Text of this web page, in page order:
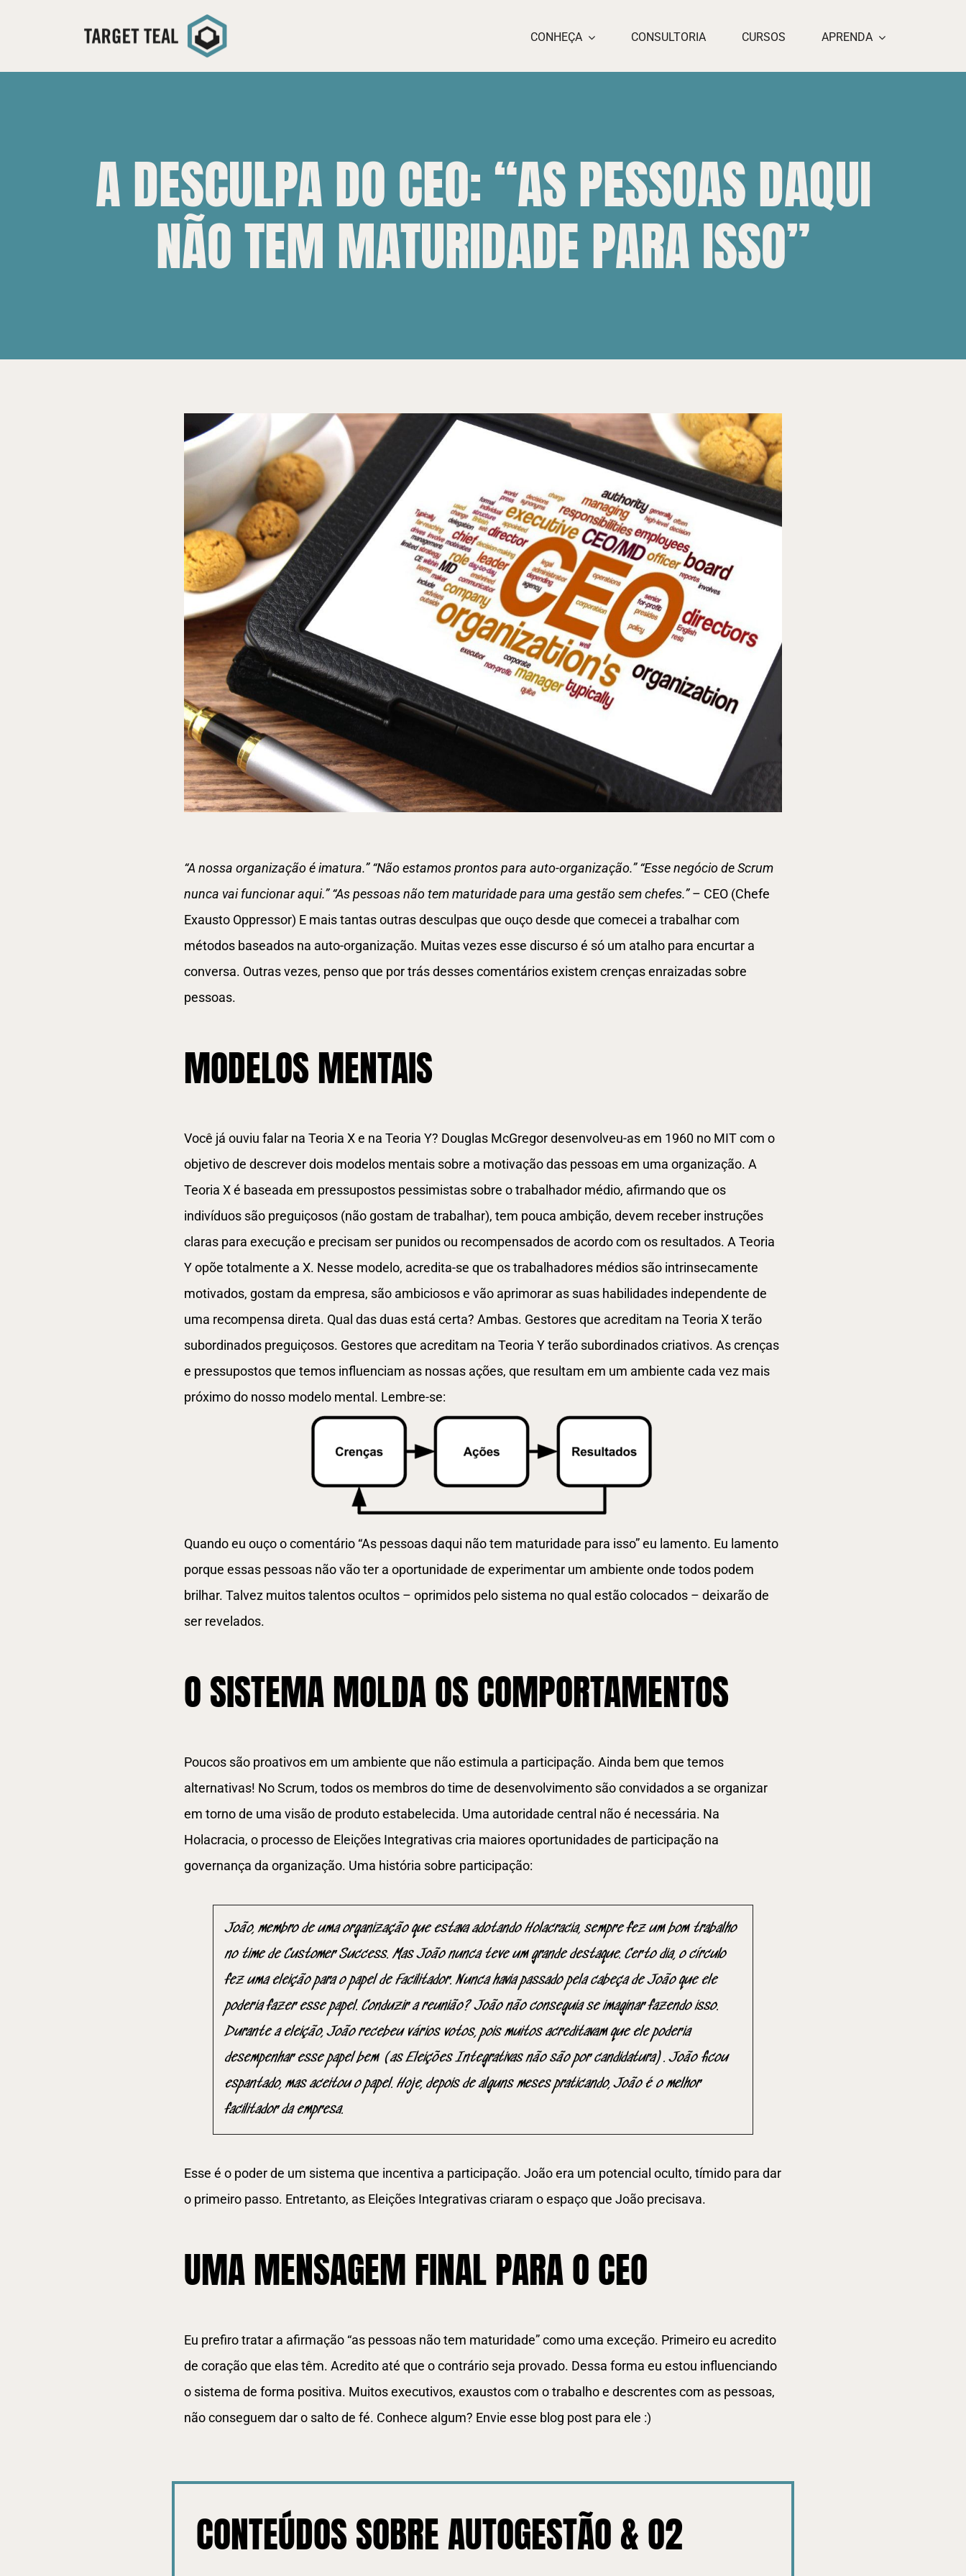
CONHEÇA CONSULTORIA CURSOS APRENDA
A DESCULPA DO CEO: “AS PESSOAS DAQUI
NÃO TEM MATURIDADE PARA ISSO”
“A nossa organização é imatura.” “Não estamos prontos para auto-organização.”“Esse negócio de Scrum
nunca vai funcionar aqui.”“As pessoas não tem maturidade para uma gestão sem chefes.” – CEO (Chefe
Exausto Oppressor) E mais tantas outras desculpas que ouço desde que comecei a trabalhar com
métodos baseados na auto-organização. Muitas vezes esse discurso é só um atalho para encurtar a
conversa. Outras vezes, penso que por trás desses comentários existem crenças enraizadas sobre
pessoas.
MODELOS MENTAIS
Você já ouviu falar na Teoria X e na Teoria Y? Douglas McGregor desenvolveu-as em 1960 no MIT com o
objetivo de descrever dois modelos mentais sobre a motivação das pessoas em uma organização. A
Teoria X é baseada em pressupostos pessimistas sobre o trabalhador médio, afirmando que os
indivíduos são preguiçosos (não gostam de trabalhar), tem pouca ambição, devem receber instruções
claras para execução e precisam ser punidos ou recompensados de acordo com os resultados. A Teoria
Y opõe totalmente a X. Nesse modelo, acredita-se que os trabalhadores médios são intrinsecamente
motivados, gostam da empresa, são ambiciosos e vão aprimorar as suas habilidades independente de
uma recompensa direta. Qual das duas está certa? Ambas. Gestores que acreditam na Teoria X terão
subordinados preguiçosos. Gestores que acreditam na Teoria Y terão subordinados criativos. As crenças
e pressupostos que temos influenciam as nossas ações, que resultam em um ambiente cada vez mais
próximo do nosso modelo mental. Lembre-se:
Quando eu ouço o comentário “As pessoas daqui não tem maturidade para isso” eu lamento. Eu lamento
porque essas pessoas não vão ter a oportunidade de experimentar um ambiente onde todos podem
brilhar. Talvez muitos talentos ocultos – oprimidos pelo sistema no qual estão colocados – deixarão de
ser revelados.
O SISTEMA MOLDA OS COMPORTAMENTOS
Poucos são proativos em um ambiente que não estimula a participação. Ainda bem que temos
alternativas! No Scrum, todos os membros do time de desenvolvimento são convidados a se organizar
em torno de uma visão de produto estabelecida. Uma autoridade central não é necessária. Na
Holacracia, o processo de Eleições Integrativas cria maiores oportunidades de participação na
governança da organização. Uma história sobre participação:
João, membro de uma organização que estava adotando Holacracia, sempre fez um bom trabalho
no time de Customer Success. Mas João nunca teve um grande destaque. Certo dia, o círculo
fez uma eleição para o papel de Facilitador. Nunca havia passado pela cabeça de João que ele
poderia fazer esse papel. Conduzir a reunião? João não conseguia se imaginar fazendo isso.
Durante a eleição, João recebeu vários votos, pois muitos acreditavam que ele poderia
desempenhar esse papel bem (as Eleições Integrativas não são por candidatura). João ficou
espantado, mas aceitou o papel. Hoje, depois de alguns meses praticando, João é o melhor
facilitador da empresa.
Esse é o poder de um sistema que incentiva a participação. João era um potencial oculto, tímido para dar
o primeiro passo. Entretanto, as Eleições Integrativas criaram o espaço que João precisava.
UMA MENSAGEM FINAL PARA O CEO
Eu prefiro tratar a afirmação “as pessoas não tem maturidade” como uma exceção. Primeiro eu acredito
de coração que elas têm. Acredito até que o contrário seja provado. Dessa forma eu estou influenciando
o sistema de forma positiva. Muitos executivos, exaustos com o trabalho e descrentes com as pessoas,
não conseguem dar o salto de fé. Conhece algum? Envie esse blog post para ele :)
CONTEÚDOS SOBRE AUTOGESTÃO & O2